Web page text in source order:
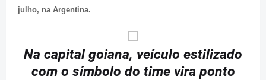
julho, na Argentina.
Na capital goiana, veículo estilizado
com o símbolo do time vira ponto